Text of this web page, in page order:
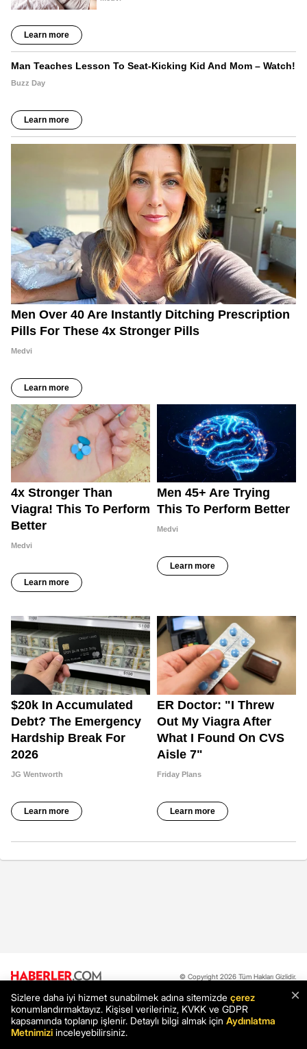
© Copyright 2026 Tüm Hakları Gizlidir.
Hakkımızda Reklam İletişim Künye Yayın İlkeleri
×
Sizlere daha iyi hizmet sunabilmek adına sitemizde çerez
konumlandırmaktayız. Kişisel verileriniz, KVKK ve GDPR
kapsamında toplanıp işlenir. Detaylı bilgi almak için Aydınlatma
Metnimizi inceleyebilirsiniz.